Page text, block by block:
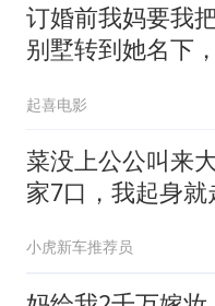
订婚前我妈要我
别墅转到她名下
叔子当新房
起喜电影
菜没上公公叫来
家7口，我起身就
小虎新车推荐员